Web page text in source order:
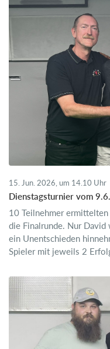
15. Jun. 2026, um 14.10 Uhr
Dienstagsturnier vom
10 Teilnehmer
die Finalrunde. Nur David
ein Unentschieden
Spieler mit jeweils 2